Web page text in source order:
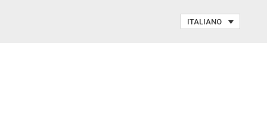
ITALIANO